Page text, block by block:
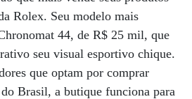
Rolex. Seu modelo mais
44, de R$ 25 mil, que
seu visual esportivo chique.
que optam por comprar
Brasil, a butique funciona para